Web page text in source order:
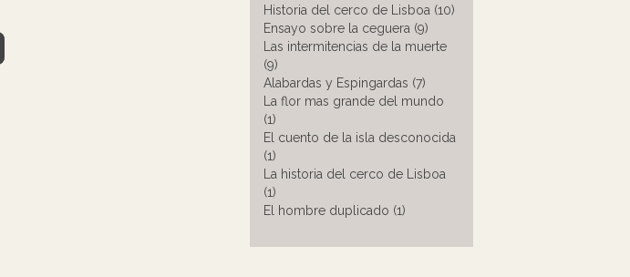
Historia del cerco de Lisboa (10)
Ensayo sobre la ceguera (9)
Las intermitencias de la muerte
(9)
Alabardas y Espingardas (7)
La flor mas grande del mundo
(1)
El cuento de la isla desconocida
(1)
La historia del cerco de Lisboa
(1)
El hombre duplicado (1)